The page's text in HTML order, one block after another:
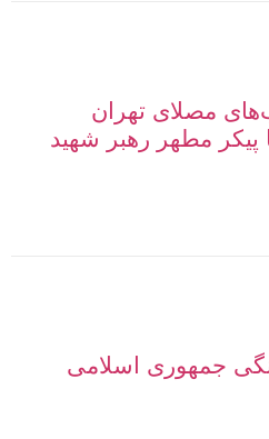
مصلای تهران
پیکر مطهر رهبر شهید
جمهوری اسلامی